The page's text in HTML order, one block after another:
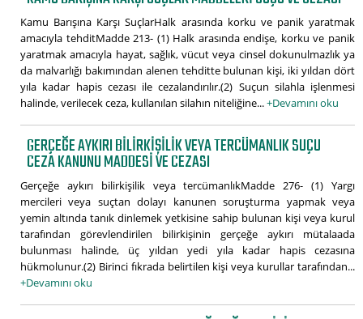
Kamu Barışına Karşı SuçlarHalk arasında korku ve panik yaratmak
amacıyla tehditMadde 213- (1) Halk arasında endişe, korku ve panik
yaratmak amacıyla hayat, sağlık, vücut veya cinsel dokunulmazlık ya
da malvarlığı bakımından alenen tehditte bulunan kişi, iki yıldan dört
yıla kadar hapis cezası ile cezalandırılır.(2) Suçun silahla işlenmesi
halinde, verilecek ceza, kullanılan silahın niteliğine...+Devamını oku
GERÇEĞE AYKIRI BILIRKIŞILIK VEYA TERCÜMANLIK SUÇU
CEZA KANUNU MADDESI VE CEZASI
Gerçeğe aykırı bilirkişilik veya tercümanlıkMadde 276- (1) Yargı
mercileri veya suçtan dolayı kanunen soruşturma yapmak veya
yemin altında tanık dinlemek yetkisine sahip bulunan kişi veya kurul
tarafından görevlendirilen bilirkişinin gerçeğe aykırı mütalaada
bulunması halinde, üç yıldan yedi yıla kadar hapis cezasına
hükmolunur.(2) Birinci fıkrada belirtilen kişi veya kurullar tarafından...
+Devamını oku